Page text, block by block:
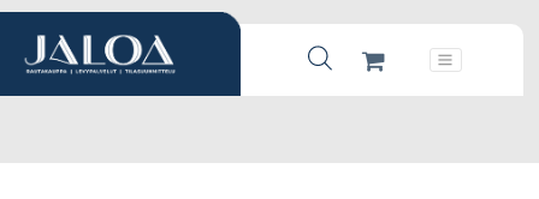
Products search
Päävalikko